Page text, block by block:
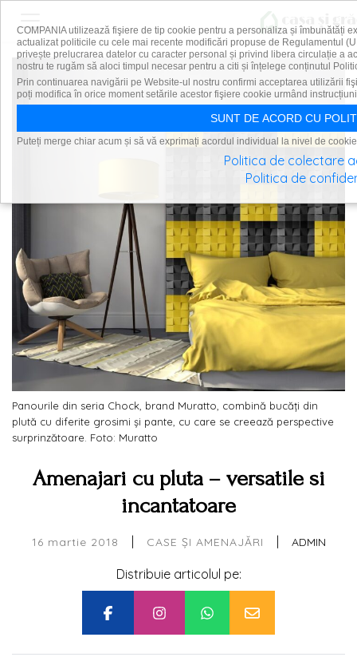
Panourile din seria Chock, brand Muratto, combină bucăți din
plută cu diferite grosimi și pante, cu care se creează perspective
surprinzătoare. Foto: Muratto
Amenajari cu pluta – versatile si
incantatoare
16 martie 2018 CASE ȘI AMENAJĂRI ADMIN
Distribuie articolul pe:
COMPANIA utilizează fişiere de tip cookie pentru a personaliza și îmbunătăți
actualizat politicile cu cele mai recente modificări propuse de Regulamentul
privește prelucrarea datelor cu caracter personal și privind libera circulație a
nostru te rugăm să aloci timpul necesar pentru a citi și înțelege conținutul
Prin continuarea navigării pe Website-ul nostru confirmi acceptarea utilizării
poți modifica în orice moment setările acestor fişiere cookie urmând
SUNT DE ACORD CU
Puteți merge chiar acum și să vă exprimați acordul individual la nivel de
Politica de colectare
Politica de